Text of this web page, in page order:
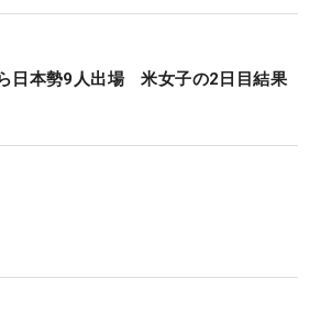
日本勢9人出場 米女子の2日目結果